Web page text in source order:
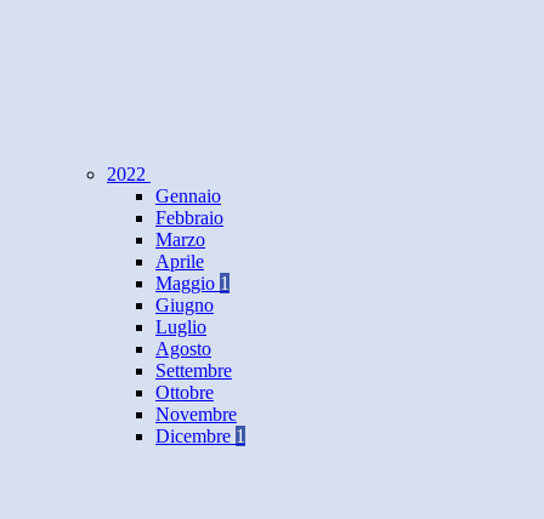
2022
Gennaio
Febbraio
Marzo
Aprile
Maggio 1
Giugno
Luglio
Agosto
Settembre
Ottobre
Novembre
Dicembre 1